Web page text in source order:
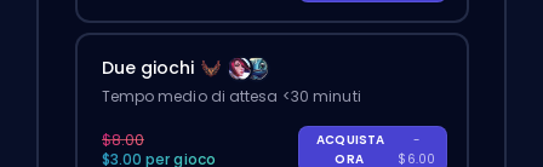
Due giochi
Tempo medio di attesa <30 minuti
$8.00
$3.00 per gioco
ACQUISTA
ORA
-
$6.00